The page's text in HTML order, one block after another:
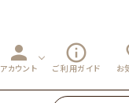
person
アカウント
info_outline
ご利用ガイド お
マーマレ
3,000円～